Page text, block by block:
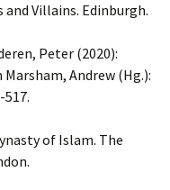
Villains. Edinburgh.
Peter (2020):
Andrew (Hg.):
517.
of Islam. The